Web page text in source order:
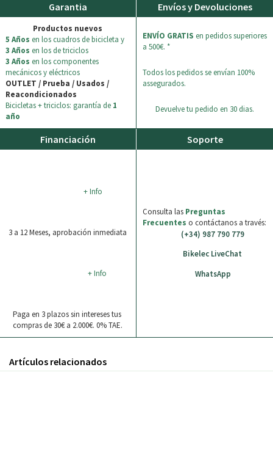
Garantia
Productos nuevos
5 Años en los cuadros de bicicleta y
3 Años en los de triciclos
3 Años en los componentes
mecánicos y eléctricos
OUTLET / Prueba / Usados /
Reacondicionados
Bicicletas + triciclos: garantía de 1
año
Envíos y Devoluciones
ENVÍO GRATIS en pedidos superiores
a 500€. *
Todos los pedidos se envían 100%
assegurados.
Devuelve tu pedido en 30 dias.
Financiación
+ Info
3 a 12 Meses, aprobación inmediata
+ Info
Paga en 3 plazos sin intereses tus
compras de 30€ a 2.000€. 0% TAE.
Soporte
Consulta las Preguntas
Frecuentes o contáctanos a través:
(+34) 987 790 779
Bikelec LiveChat
WhatsApp
Artículos relacionados